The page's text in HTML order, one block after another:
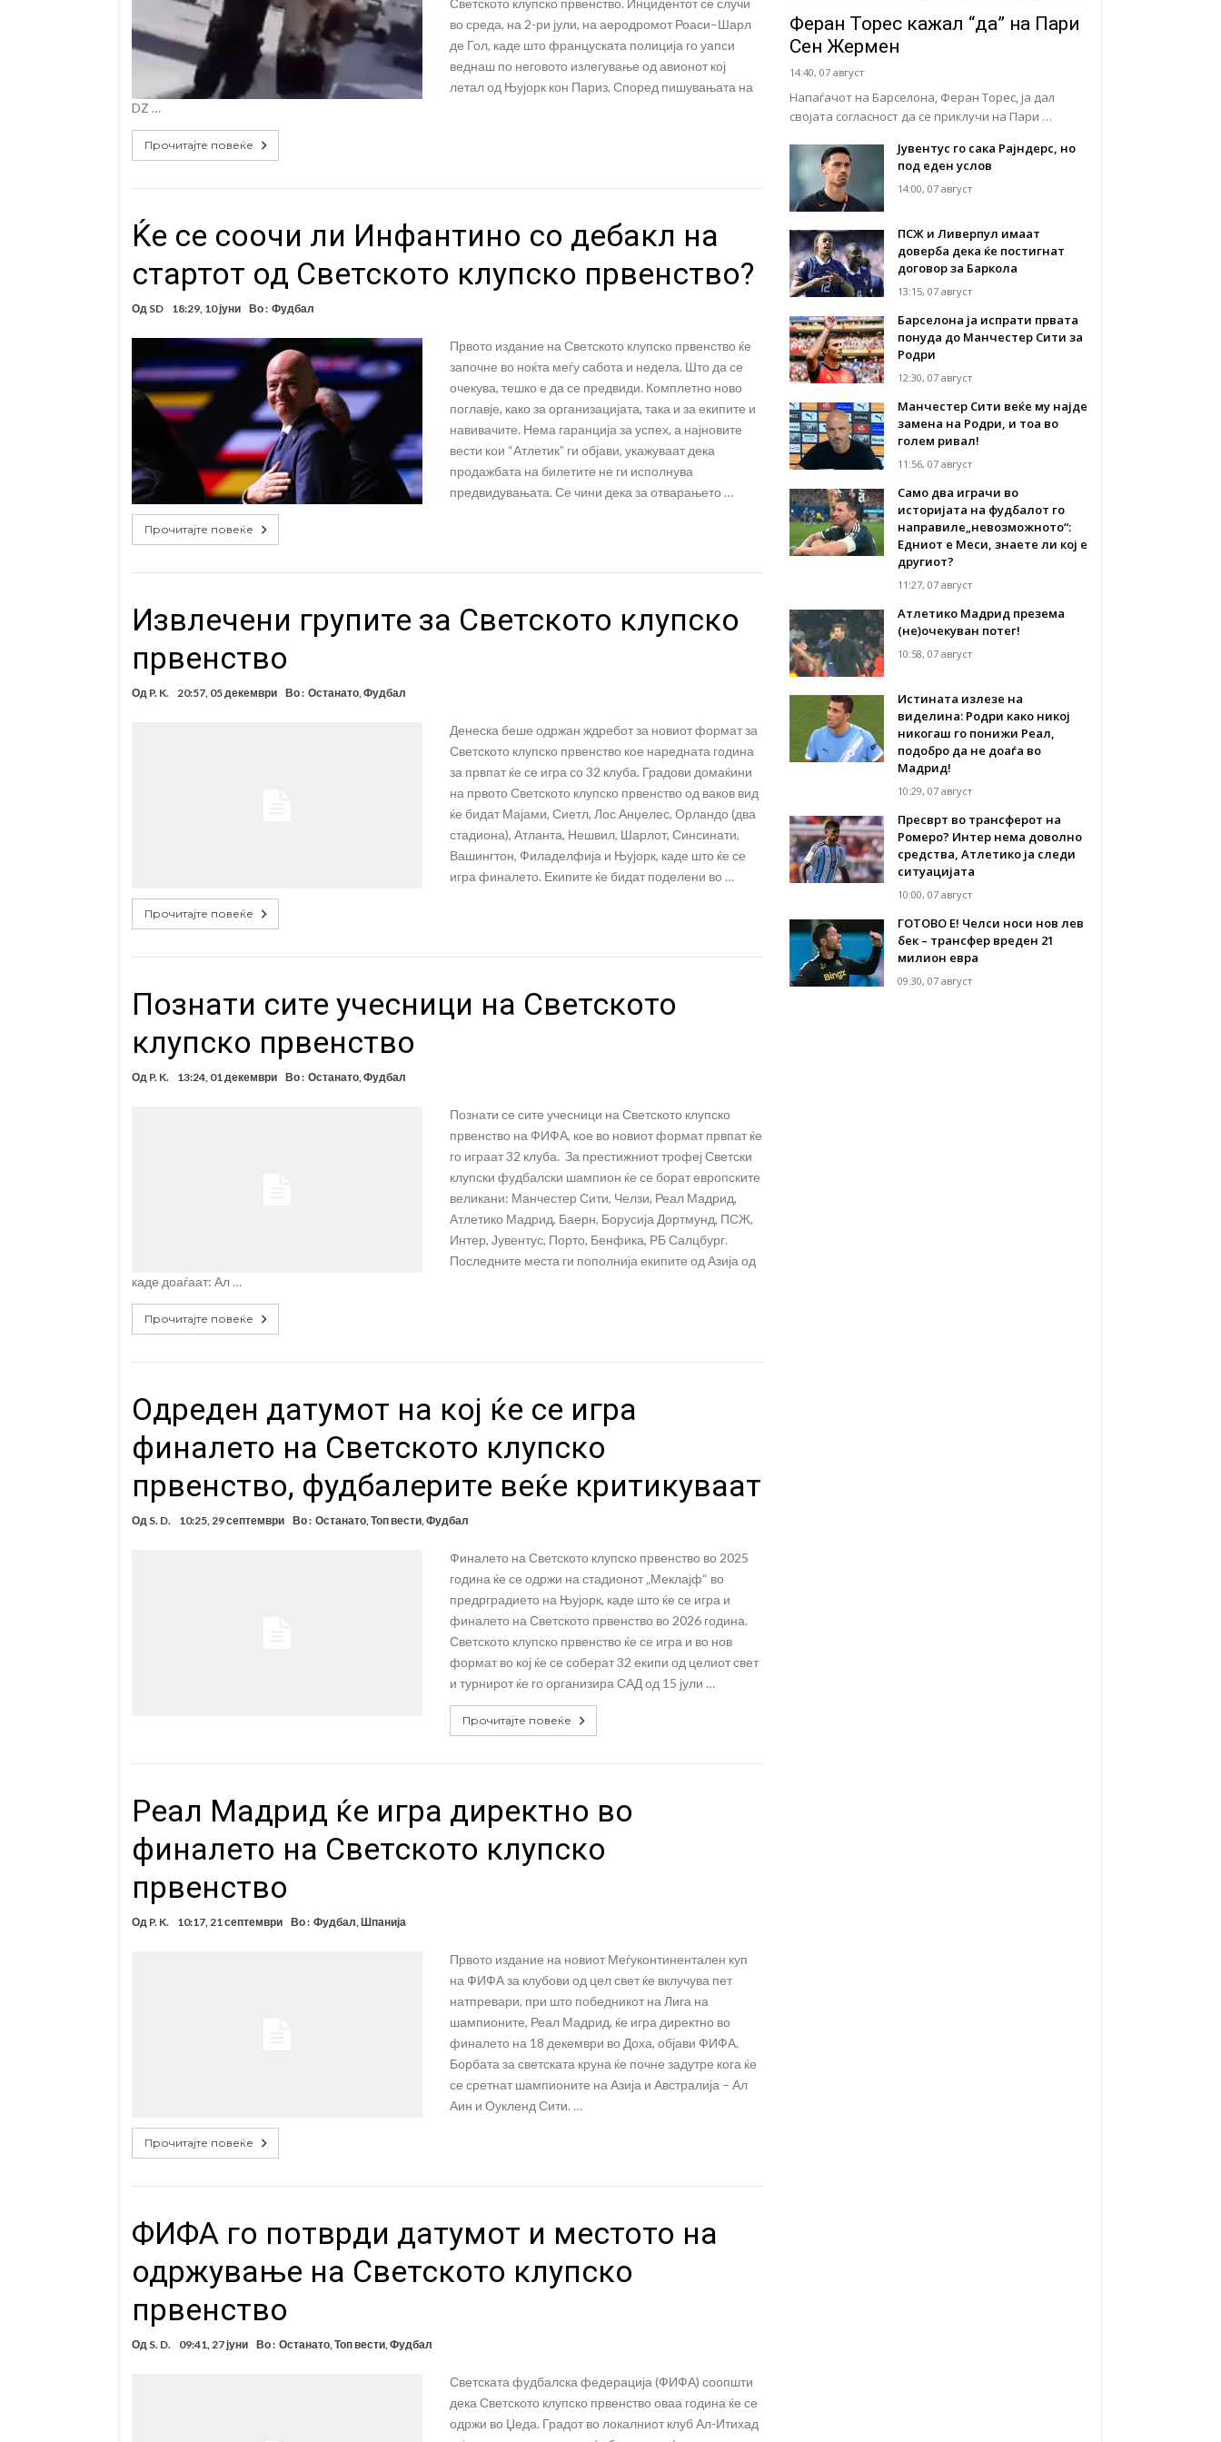
во среда, на 2-ри јули, на аеродромот Роаси–Шарл
де Гол, каде што француската полиција го уапси
веднаш по неговото излегување од авионот кој
летал од Њујорк кон Париз. Според пишувањата на
DZ …
Прочитајте повеќе
Ќе се соочи ли Инфантино со дебакл на
стартот од Светското клупско првенство?
Од SD 18:29, 10 јуни Во : Фудбал
Првото издание на Светското клупско првенство ќе
започне во ноќта меѓу сабота и недела. Што да се
очекува, тешко е да се предвиди. Комплетно ново
поглавје, како за организацијата, така и за екипите и
навивачите. Нема гаранција за успех, а најновите
вести кои “Атлетик” ги објави, укажуваат дека
продажбата на билетите не ги исполнува
предвидувањата. Се чини дека за отварањето …
Прочитајте повеќе
Извлечени групите за Светското клупско
првенство
Од P. K. 20:57, 05 декември Во : Останато, Фудбал
Денеска беше одржан ждребот за новиот формат за
Светското клупско првенство кое наредната година
за првпат ќе се игра со 32 клуба. Градови домаќини
на првото Светското клупско првенство од ваков вид
ќе бидат Мајами, Сиетл, Лос Анџелес, Орландо (два
стадиона), Атланта, Нешвил, Шарлот, Синсинати,
Вашингтон, Филаделфија и Њујорк, каде што ќе се
игра финалето. Екипите ќе бидат поделени во …
Прочитајте повеќе
Познати сите учесници на Светското
клупско првенство
Од P. K. 13:24, 01 декември Во : Останато, Фудбал
Познати се сите учесници на Светското клупско
првенство на ФИФА, кое во новиот формат првпат ќе
го играат 32 клуба. За престижниот трофеј Светски
клупски фудбалски шампион ќе се борат европските
великани: Манчестер Сити, Челзи, Реал Мадрид,
Атлетико Мадрид, Баерн, Борусија Дортмунд, ПСЖ,
Интер, Јувентус, Порто, Бенфика, РБ Салцбург.
Последните места ги пополнија екипите од Азија од
каде доаѓаат: Ал …
Прочитајте повеќе
Одреден датумот на кој ќе се игра
финалето на Светското клупско
првенство, фудбалерите веќе критикуваат
Од S. D. 10:25, 29 септември Во : Останато, Топ вести, Фудбал
Финалето на Светското клупско првенство во 2025
година ќе се одржи на стадионот „Меклајф“ во
предрградието на Њујорк, каде што ќе се игра и
финалето на Светското првенство во 2026 година.
Светското клупско првенство ќе се игра и во нов
формат во кој ќе се соберат 32 екипи од целиот свет
и турнирот ќе го организира САД од 15 јули …
Прочитајте повеќе
Реал Мадрид ќе игра директно во
финалето на Светското клупско
првенство
Од P. K. 10:17, 21 септември Во : Фудбал Шпанија
Првото издание на новиот Меѓуконтинентален куп
на ФИФА за клубови од цел свет ќе вклучува пет
натпревари, при што победникот на Лига на
шампионите, Реал Мадрид, ќе игра директно во
финалето на 18 декември во Доха, објави ФИФА.
Борбата за светската круна ќе почне задутре кога ќе
се сретнат шампионите на Азија и Австралија – Ал
Аин и Оукленд Сити. …
Прочитајте повеќе
ФИФА го потврди датумот и местото на
одржување на Светското клупско
првенство
Од S. D. 09:41, 27 јуни Во : Останато, Топ вести, Фудбал
Светската фудбалска федерација (ФИФА) соопшти
дека Светското клупско првенство оваа година ќе се
одржи во Џеда. Градот во локалниот клуб Ал-Итихад
Феран Торес кажал “да” на Пари
Сен Жермен
14:40, 07 август
Напаѓачот на Барселона, Феран Торес, ја дал
својата согласност да се приклучи на Пари …
Јувентус го сака Рајндерс, но
под еден услов
14:00, 07 август
ПСЖ и Ливерпул имаат
доверба дека ќе постигнат
договор за Баркола
13:15, 07 август
Барселона ја испрати првата
понуда до Манчестер Сити за
Родри
12:30, 07 август
Манчестер Сити веќе му најде
замена на Родри, и тоа во
голем ривал!
11:56, 07 август
Само два играчи во
историјата на фудбалот го
направиле„невозможното“:
Едниот е Меси, знаете ли кој е
другиот?
11:27, 07 август
Атлетико Мадрид презема
(не)очекуван потег!
10:58, 07 август
Истината излезе на
виделина: Родри како никој
никогаш го понижи Реал,
подобро да не доаѓа во
Мадрид!
10:29, 07 август
Пресврт во трансферот на
Ромеро? Интер нема доволно
средства, Атлетико ја следи
ситуацијата
10:00, 07 август
ГОТОВО Е! Челси носи нов лев
бек – трансфер вреден 21
милион евра
09:30, 07 август